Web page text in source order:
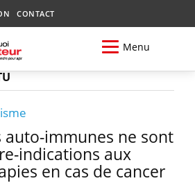
CONTACT
Menu
auto-immunes ne sont
indications aux
en cas de cancer